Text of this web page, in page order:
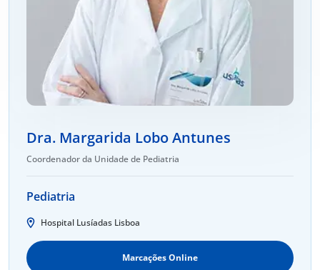
Dra. Margarida Lobo Antunes
Coordenador da Unidade de Pediatria
Pediatria
Hospital Lusíadas Lisboa
Marcações Online